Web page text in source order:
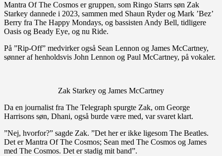
Mantra Of The Cosmos er gruppen, som Ringo Starrs søn Zak
Starkey dannede i 2023, sammen med Shaun Ryder og Mark ’Bez’
Berry fra The Happy Mondays, og bassisten Andy Bell, tidligere
Oasis og Beady Eye, og nu Ride.
På ”Rip-Off” medvirker også Sean Lennon og James McCartney,
sønner af henholdsvis John Lennon og Paul McCartney, på vokaler.
Zak Starkey og James McCartney
Da en journalist fra The Telegraph spurgte Zak, om George
Harrisons søn, Dhani, også burde være med, var svaret klart.
”Nej, hvorfor?” sagde Zak. ”Det her er ikke ligesom The Beatles.
Det er Mantra Of The Cosmos; Sean med The Cosmos og James
med The Cosmos. Det er stadig mit band”.